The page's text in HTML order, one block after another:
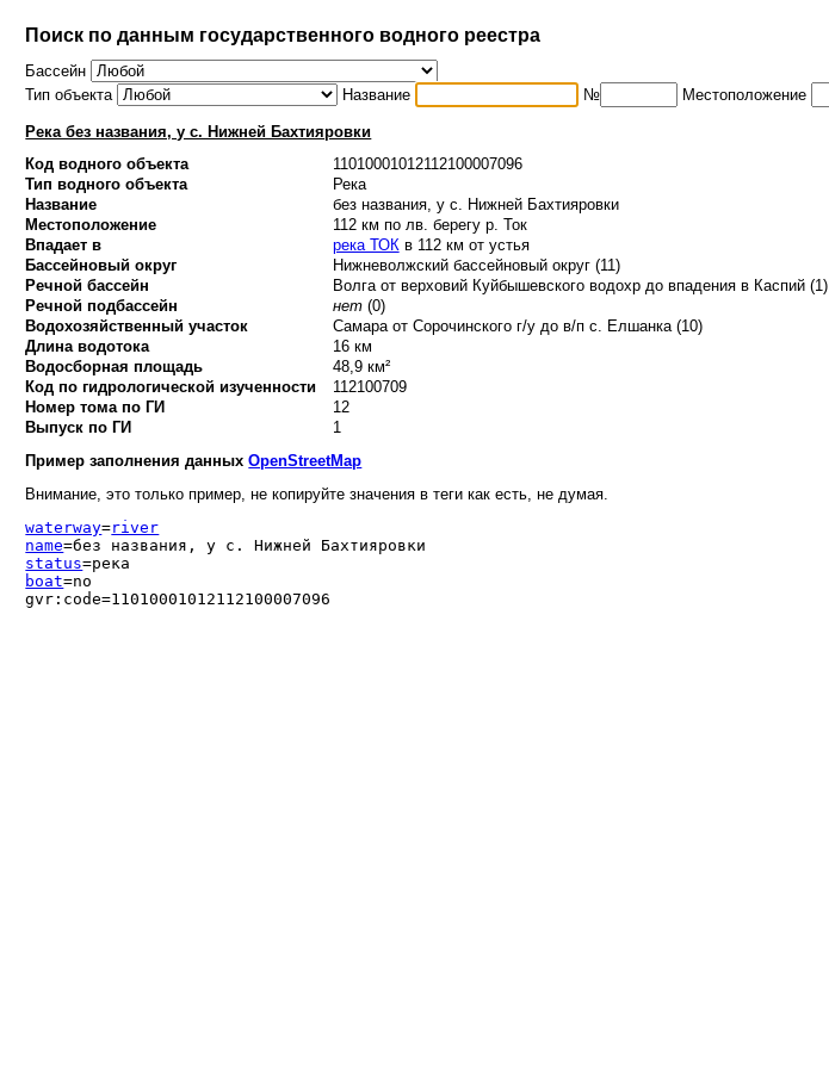
Поиск по данным государственного водного реестра
Бассейн
Тип объекта
Название № Местоположение
Река без названия, у с. Нижней Бахтияровки
Код водного объекта
11010001012112100007096
Тип водного объекта
Река
Название
без названия, у с. Нижней Бахтияровки
Местоположение
112 км по лв. берегу р. Ток
Впадает в
река ТОКв 112 км от устья
Бассейновый округ
Нижневолжский бассейновый округ (11)
Речной бассейн
Волга от верховий Куйбышевского водохр до впадения в Каспий (1)
Речной подбассейн
нет(0)
Водохозяйственный участок
Самара от Сорочинского г/у до в/п с. Елшанка (10)
Длина водотока
16 км
Водосборная площадь
48,9 км²
Код по гидрологической изученности
112100709
Номер тома по ГИ
12
Выпуск по ГИ
1
Пример заполнения данныхOpenStreetMap
Внимание, это только пример, не копируйте значения в теги как есть, не думая.
waterway=river
name=без названия, у с. Нижней Бахтияровки
status=река
boat=no
gvr:code=11010001012112100007096